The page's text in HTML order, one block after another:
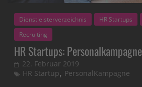
Dienstleisterverzeichnis HR Startups
Recruiting
HR Startups: Personalkampagne
22. Februar 2019
HR Startup, PersonalKampagne